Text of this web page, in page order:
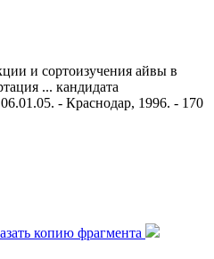
и сортоизучения айвы в
... кандидата
- Краснодар, 1996. - 170
копию фрагмента